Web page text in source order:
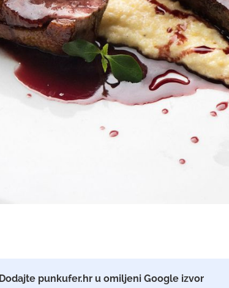
Dodajte punkufer.hr u omiljeni Google izvor